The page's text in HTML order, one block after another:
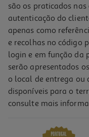
Água De Colónia Cão
são os praticados
autenticação do
apenas como
e recolhas no código
login e em função da
serão apresentados
o local de entrega ou
disponíveis para o
consulte mais